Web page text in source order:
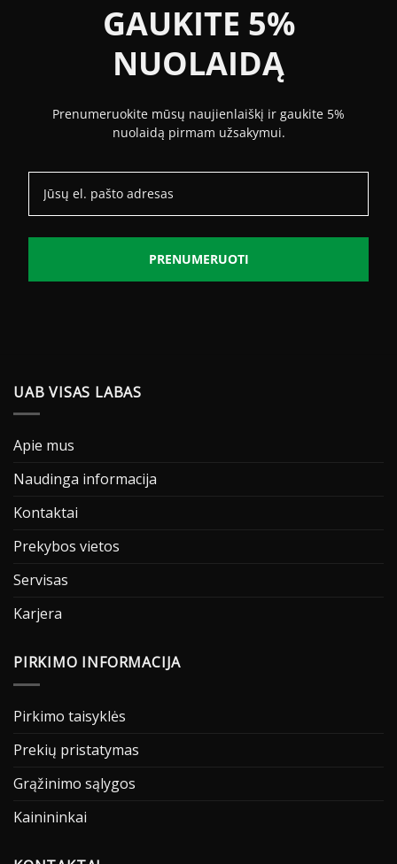
GAUKITE 5%
NUOLAIDĄ
Prenumeruokite mūsų naujienlaiškį ir gaukite 5%
nuolaidą pirmam užsakymui.
PRENUMERUOTI
UAB VISAS LABAS
Apie mus
Naudinga informacija
Kontaktai
Prekybos vietos
Servisas
Karjera
PIRKIMO INFORMACIJA
Pirkimo taisyklės
Prekių pristatymas
Grąžinimo sąlygos
Kainininkai